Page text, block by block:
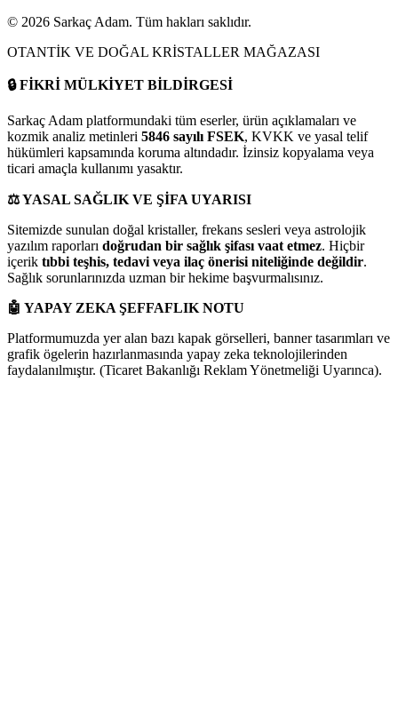
© 2026 Sarkaç Adam. Tüm hakları saklıdır.
OTANTİK VE DOĞAL KRİSTALLER MAĞAZASI
🔒FİKRİ MÜLKİYET BİLDİRGESİ
Sarkaç Adam platformundaki tüm eserler, ürün açıklamaları ve
kozmik analiz metinleri 5846 sayılı FSEK, KVKK ve yasal telif
hükümleri kapsamında koruma altındadır. İzinsiz kopyalama veya
ticari amaçla kullanımı yasaktır.
⚖️YASAL SAĞLIK VE ŞİFA UYARISI
Sitemizde sunulan doğal kristaller, frekans sesleri veya astrolojik
yazılım raporları doğrudan bir sağlık şifası vaat etmez. Hiçbir
içerik tıbbi teşhis, tedavi veya ilaç önerisi niteliğinde değildir.
Sağlık sorunlarınızda uzman bir hekime başvurmalısınız.
🤖 YAPAY ZEKA ŞEFFAFLIK NOTU
Platformumuzda yer alan bazı kapak görselleri, banner tasarımları ve
grafik ögelerin hazırlanmasında yapay zeka teknolojilerinden
faydalanılmıştır. (Ticaret Bakanlığı Reklam Yönetmeliği Uyarınca).